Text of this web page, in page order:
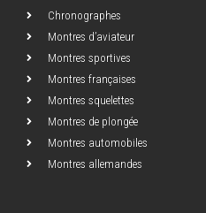
Chronographes
Montres d’aviateur
Montres sportives
Montres françaises
Montres squelettes
Montres de plongée
Montres automobiles
Montres allemandes